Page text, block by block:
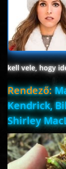
KATASZTRÓFA
CSALÁDI
WESTERN
TÖRTÉNELMI
ÉLŐ ADÁSOK
kell vele, hogy
Rendező:
Kendrick,
Shirley